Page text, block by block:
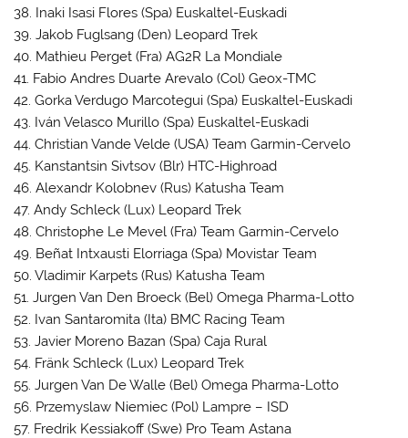
38. Inaki Isasi Flores (Spa) Euskaltel-Euskadi
39. Jakob Fuglsang (Den) Leopard Trek
40. Mathieu Perget (Fra) AG2R La Mondiale
41. Fabio Andres Duarte Arevalo (Col) Geox-TMC
42. Gorka Verdugo Marcotegui (Spa) Euskaltel-Euskadi
43. Iván Velasco Murillo (Spa) Euskaltel-Euskadi
44. Christian Vande Velde (USA) Team Garmin-Cervelo
45. Kanstantsin Sivtsov (Blr) HTC-Highroad
46. Alexandr Kolobnev (Rus) Katusha Team
47. Andy Schleck (Lux) Leopard Trek
48. Christophe Le Mevel (Fra) Team Garmin-Cervelo
49. Beñat Intxausti Elorriaga (Spa) Movistar Team
50. Vladimir Karpets (Rus) Katusha Team
51. Jurgen Van Den Broeck (Bel) Omega Pharma-Lotto
52. Ivan Santaromita (Ita) BMC Racing Team
53. Javier Moreno Bazan (Spa) Caja Rural
54. Fränk Schleck (Lux) Leopard Trek
55. Jurgen Van De Walle (Bel) Omega Pharma-Lotto
56. Przemyslaw Niemiec (Pol) Lampre – ISD
57. Fredrik Kessiakoff (Swe) Pro Team Astana